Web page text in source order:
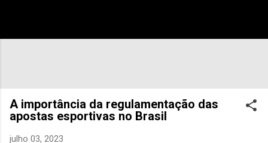
A importância da regulamentação das
apostas esportivas no Brasil
julho 03, 2023